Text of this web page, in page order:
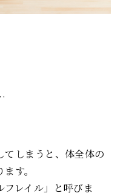
てしまうと、体全体の
す。
レイル」と呼びま